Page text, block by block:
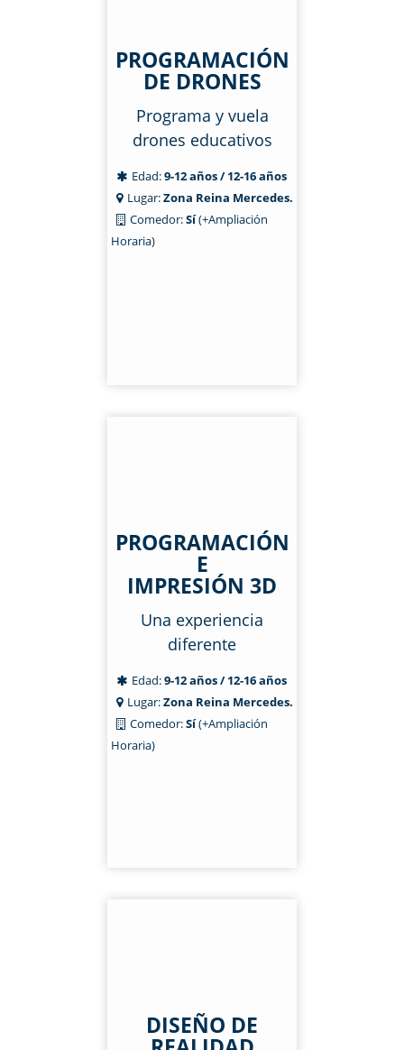
PROGRAMACIÓN
DE DRONES
Programa y vuela
drones educativos
Edad:9-12 años / 12-16 años
Lugar:Zona Reina Mercedes.
Comedor:Sí(+Ampliación
Horaria)
PROGRAMACIÓN
E
IMPRESIÓN 3D
Una experiencia
diferente
Edad:9-12 años / 12-16 años
Lugar:Zona Reina Mercedes.
Comedor:Sí(+Ampliación
Horaria)
DISEÑO DE